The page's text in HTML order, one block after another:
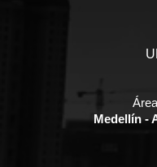
Medellín -